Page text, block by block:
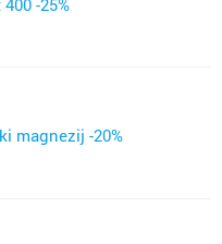
magnezij -20%